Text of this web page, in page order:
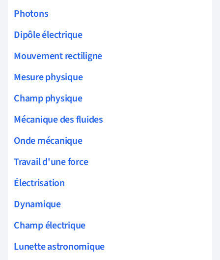
Photons
Dipôle électrique
Mouvement rectiligne
Mesure physique
Champ physique
Mécanique des fluides
Onde mécanique
Travail d'une force
Électrisation
Dynamique
Champ électrique
Lunette astronomique